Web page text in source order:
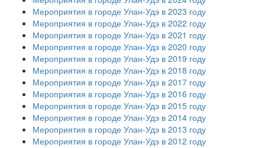
Мероприятия в городе Улан-Удэ в 2023 году
Мероприятия в городе Улан-Удэ в 2022 году
Мероприятия в городе Улан-Удэ в 2021 году
Мероприятия в городе Улан-Удэ в 2020 году
Мероприятия в городе Улан-Удэ в 2019 году
Мероприятия в городе Улан-Удэ в 2018 году
Мероприятия в городе Улан-Удэ в 2017 году
Мероприятия в городе Улан-Удэ в 2016 году
Мероприятия в городе Улан-Удэ в 2015 году
Мероприятия в городе Улан-Удэ в 2014 году
Мероприятия в городе Улан-Удэ в 2013 году
Мероприятия в городе Улан-Удэ в 2012 году